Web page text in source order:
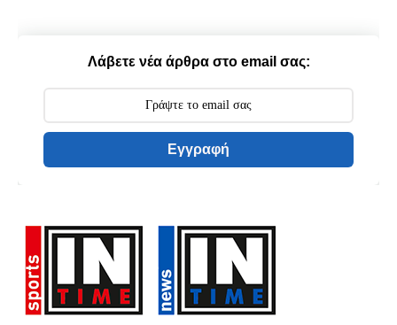
Λάβετε νέα άρθρα στο email σας:
Εγγραφή